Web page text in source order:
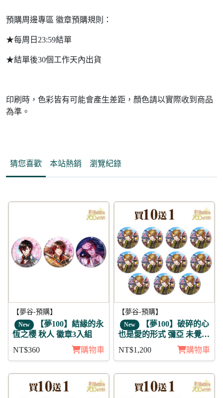
預購周邊專區 徽章預購規則：
★每周日23:59結單
★結單後30個工作天內出貨
印刷時，色彩皆有可能會產生差距，顏色請以實際收到商品
為準。
猜您喜歡 本站熱銷 瀏覽紀錄
【夢谷-預購】
New 【夢100】結緣的永
恆之櫻 秋人 徽章3入組
NT$360
購物車
【夢谷-預購】
New 【夢100】破碎的心
也是愛的形式 彌亞 未覺
NT$1,200 購物車